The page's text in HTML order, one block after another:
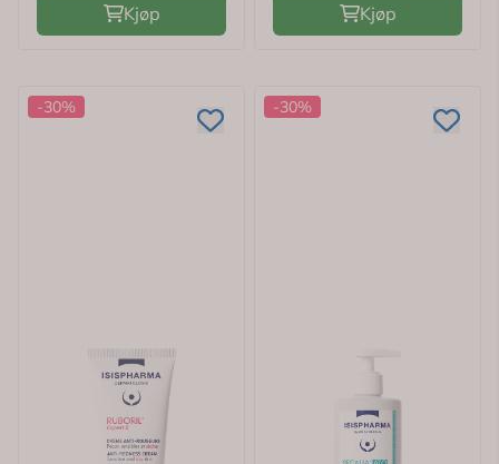
Kjøp Kjøp
-30% -30%